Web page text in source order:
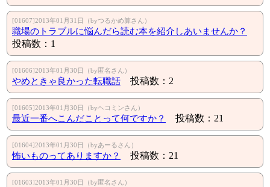
[01607]2013年01月31日（byつるかめ算さん）
職場のトラブルに悩んだら読む本を紹介しあいませんか？
投稿数：1
[01606]2013年01月30日（by匿名さん）
やめときゃ良かった転職話 投稿数：2
[01605]2013年01月30日（byヘコミンさん）
最近一番へこんだことって何ですか？ 投稿数：21
[01604]2013年01月30日（byあーるさん）
怖いものってありますか？ 投稿数：21
[01603]2013年01月30日（by匿名さん）